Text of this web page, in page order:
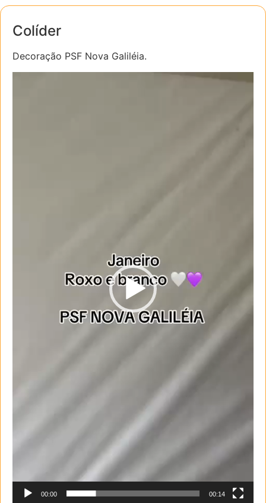
Colíder
Decoração PSF Nova Galiléia.
00:00 00:14